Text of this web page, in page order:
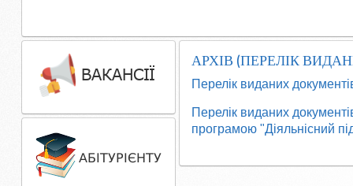
АРХІВ (ПЕРЕЛІК
Перелік виданих
Перелік виданих
програмою "Діяльнісний